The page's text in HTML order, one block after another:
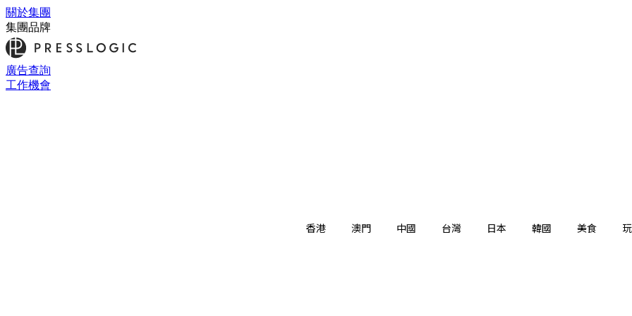
關於集團
集團品牌
廣告查詢
工作機會
香港 澳門 中國 台灣 日本 韓國 美食